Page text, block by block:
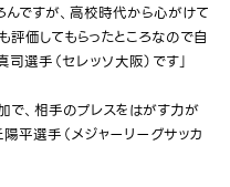
んですが、高校時代から心がけて
価してもらったところなので自
選手（セレッソ大阪）です」
で、相手のプレスをはがす力が
平選手（メジャーリーグサッカ